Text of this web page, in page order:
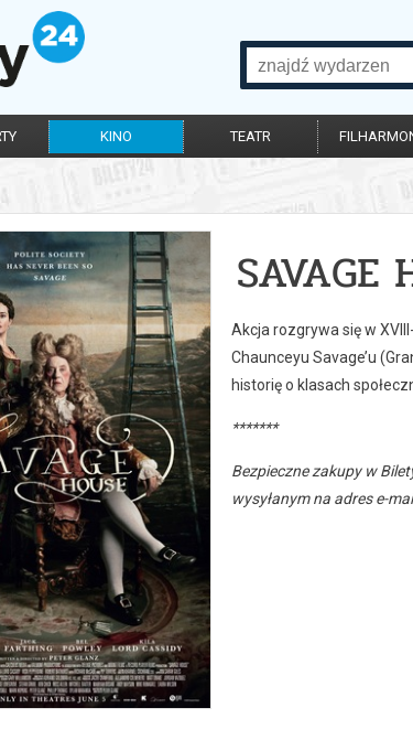
KINO TEATR
SAVAGE
Akcja rozgrywa się w
Chaunceyu Savage’u
historię o klasach
*******
Bezpieczne zakupy w
wysyłanym na adres e-